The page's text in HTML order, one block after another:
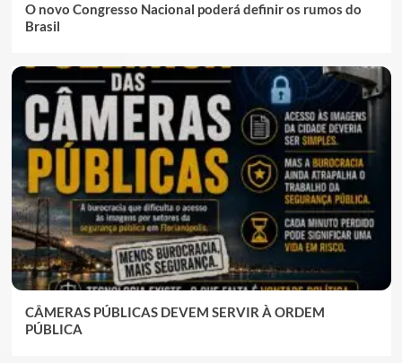
O novo Congresso Nacional poderá definir os rumos do
Brasil
CÂMERAS PÚBLICAS DEVEM SERVIR À ORDEM
PÚBLICA